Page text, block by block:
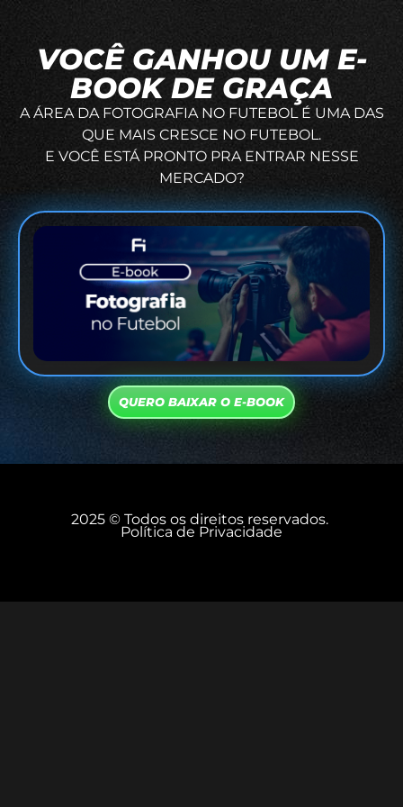
VOCÊ GANHOU UM E-
BOOK DE GRAÇA
A ÁREA DA FOTOGRAFIA NO FUTEBOL É UMA DAS
QUE MAIS CRESCE NO FUTEBOL.
E VOCÊ ESTÁ PRONTO PRA ENTRAR NESSE
MERCADO?
QUERO BAIXAR O E-BOOK
2025 © Todos os direitos reservados.
Política de Privacidade